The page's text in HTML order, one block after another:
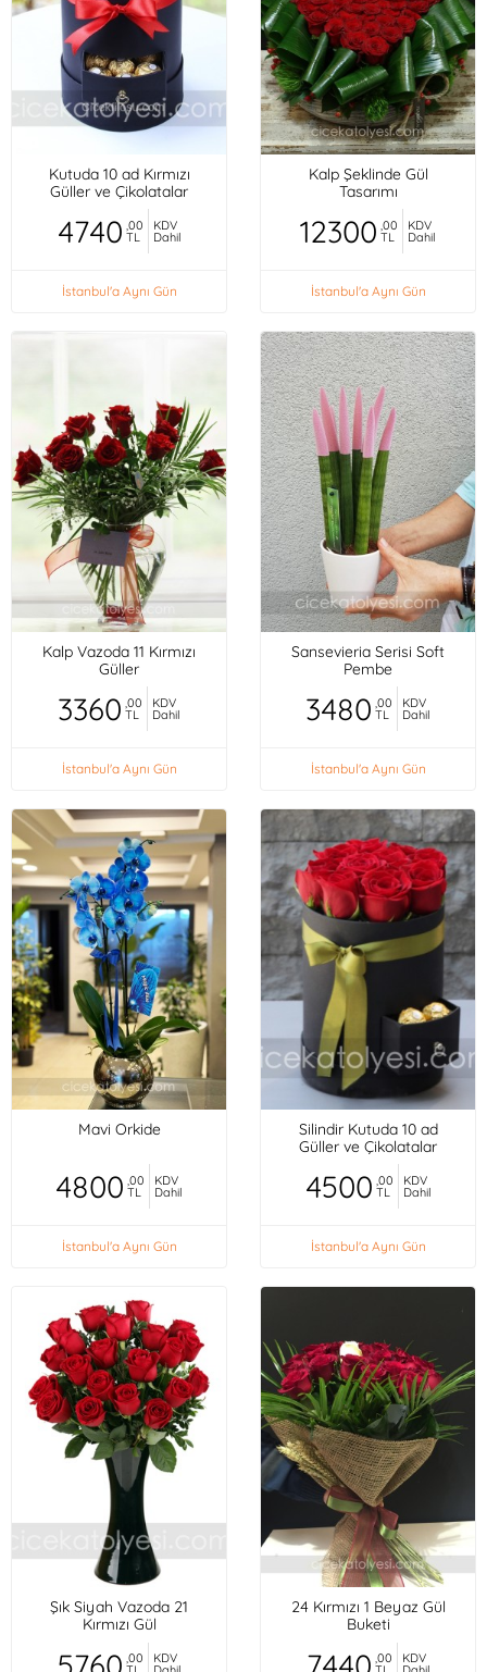
Kutuda 10 ad Kırmızı
Güller ve Çikolatalar
4740 ,00
TL
KDV
Dahil
İstanbul'a Aynı Gün
Kalp Şeklinde Gül
Tasarımı
12300 ,00
TL
KDV
Dahil
İstanbul'a Aynı Gün
Kalp Vazoda 11 Kırmızı
Güller
3360 ,00
TL
KDV
Dahil
İstanbul'a Aynı Gün
Sansevieria Serisi Soft
Pembe
3480 ,00
TL
KDV
Dahil
İstanbul'a Aynı Gün
Mavi Orkide
4800 ,00
TL
KDV
Dahil
İstanbul'a Aynı Gün
Silindir Kutuda 10 ad
Güller ve Çikolatalar
4500 ,00
TL
KDV
Dahil
İstanbul'a Aynı Gün
Şık Siyah Vazoda 21
Kırmızı Gül
5760 ,00 KDV
24 Kırmızı 1 Beyaz Gül
Buketi
7440 ,00 KDV